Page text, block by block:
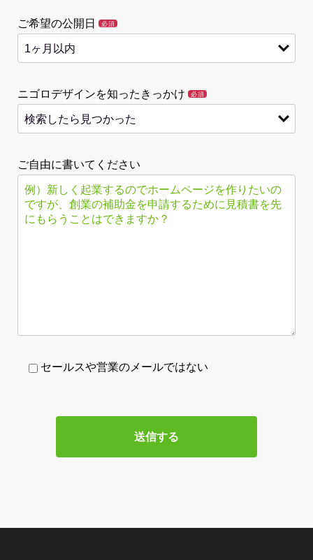
ご希望の公開日 必須
ニゴロデザインを知ったきっかけ 必須
ご自由に書いてください
セールスや営業のメールではない